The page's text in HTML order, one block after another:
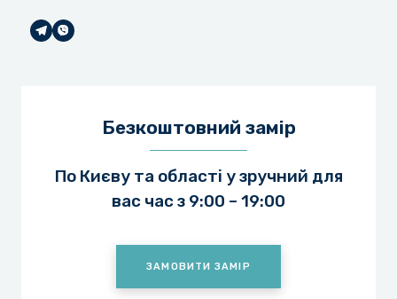
Безкоштовний замір
По Києву та області у зручний для
вас час з 9:00 – 19:00
ЗАМОВИТИ ЗАМІР